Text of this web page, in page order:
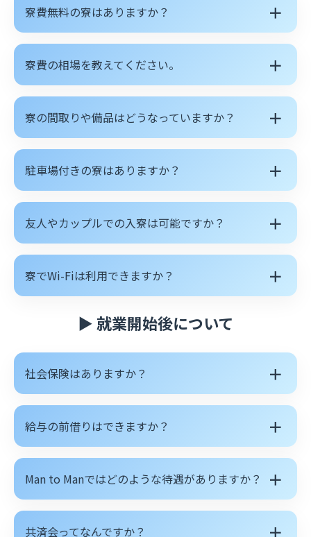
寮費無料の寮はありますか？ ＋
寮費の相場を教えてください。 ＋
寮の間取りや備品はどうなっていますか？ ＋
駐車場付きの寮はありますか？ ＋
友人やカップルでの入寮は可能ですか？ ＋
寮でWi-Fiは利用できますか？ ＋
▶ 就業開始後について
社会保険はありますか？ ＋
給与の前借りはできますか？ ＋
Man to Manではどのような待遇がありますか？ ＋
共済会ってなんですか？ ＋